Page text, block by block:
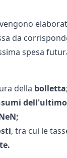
da
spesa
della
, tra cui le